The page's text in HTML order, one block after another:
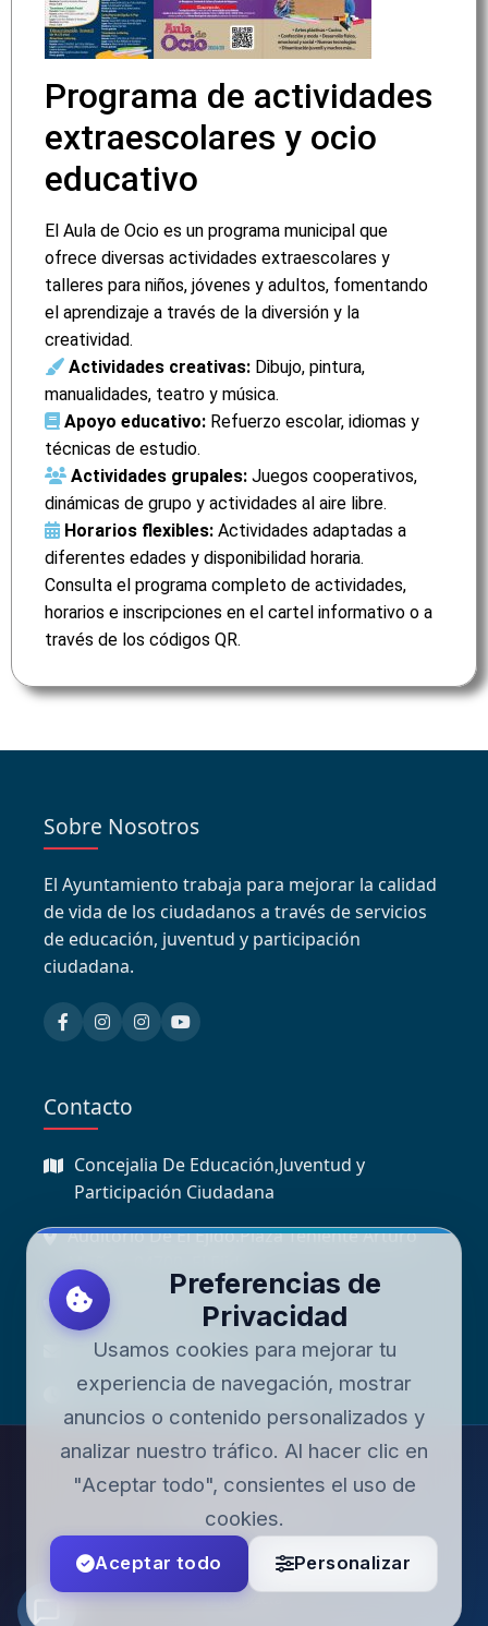
Programa de actividades
extraescolares y ocio
educativo
El Aula de Ocio es un programa municipal que
ofrece diversas actividades extraescolares y
talleres para niños, jóvenes y adultos, fomentando
el aprendizaje a través de la diversión y la
creatividad.
Actividades creativas: Dibujo, pintura,
manualidades, teatro y música.
Apoyo educativo: Refuerzo escolar, idiomas y
técnicas de estudio.
Actividades grupales: Juegos cooperativos,
dinámicas de grupo y actividades al aire libre.
Horarios flexibles: Actividades adaptadas a
diferentes edades y disponibilidad horaria.
Consulta el programa completo de actividades,
horarios e inscripciones en el cartel informativo o a
través de los códigos QR.
Sobre Nosotros
El Ayuntamiento trabaja para mejorar la calidad
de vida de los ciudadanos a través de servicios
de educación, juventud y participación
ciudadana.
Contacto
Concejalia De Educación,Juventud y
Participación Ciudadana
Auditorio De El Ejido.Plaza Teniente Arturo
+34 950 48 98 18
educacion@elejido.es
Lunes a Viernes: 9:00 - 14:00
1
Preferencias de
Privacidad
Usamos cookies para mejorar tu
experiencia de navegación, mostrar
anuncios o contenido personalizados y
analizar nuestro tráfico. Al hacer clic en
"Aceptar todo", consientes el uso de
cookies.
Aceptar todo Personalizar
Política de Privacidad
Accesibilidad